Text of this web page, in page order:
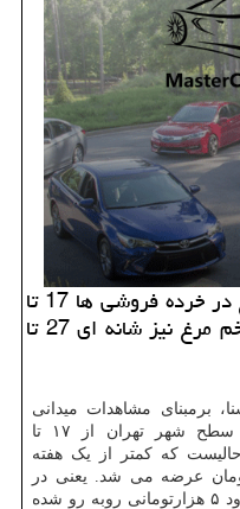
مستر كار: قیمت هركیلوگرم مرغ در خرده فروشی ها 17 تا
19 هزار و500 تومان و قیمت تخم مرغ نیز شانه ای 27 تا
برمبنای مشاهدات میدانی
قیمت مرغ در خرده فروشی های سطح شهر تهران از ۱۷ تا
در حالیست که کمتر از یک هفته
با قیمت ۱۳تا ۱۴هزارو۵۰۰ تومان عرضه می شد. یعنی در
کمتر از یک هفته با افزایش قیمت حدود ۵ هزارتومانی روبه رو شده